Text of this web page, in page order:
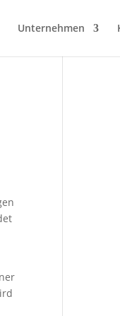
Unternehmen